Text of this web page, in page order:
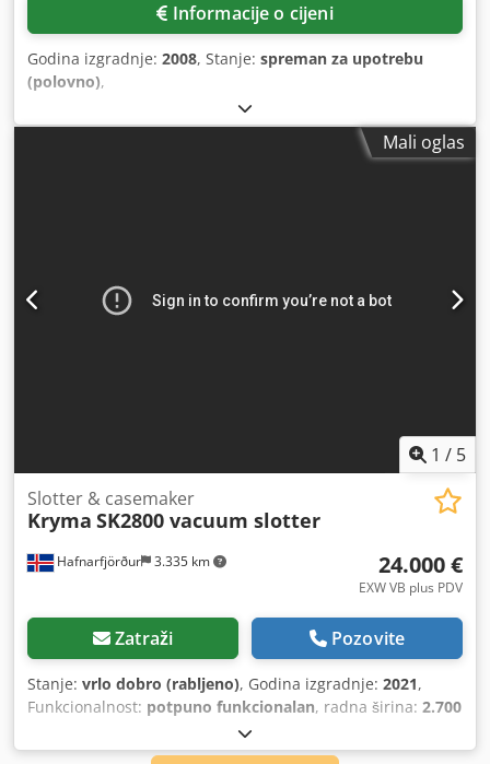
Informacije o cijeni
Godina izgradnje: 2008, Stanje: spreman za upotrebu
(polovno),
Mali oglas
1 / 5
Hafnarfjörður 3.335 km
Slotter & casemaker
Kryma SK2800 vacuum slotter
24.000 €
EXW VB plus PDV
Zatraži Pozovite
Stanje: vrlo dobro (rabljeno), Godina izgradnje: 2021,
Funkcionalnost: potpuno funkcionalan, radna širina: 2.700